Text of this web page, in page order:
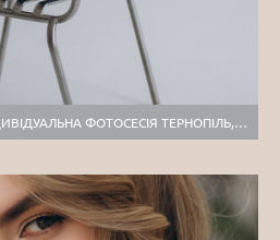
ПОРТРЕТНА ФОТОСЕСІЯ, ІНДИВІДУАЛЬНА ФОТОСЕСІЯ ТЕРНОПІЛЬ, ПОРТРЕТНИЙ ФОТОГРАФ ТЕРНОПІЛЬ, СТУДІЙНА ФОТОСЕСІЯ ТЕРНОПІЛЬ, ФОТОСЕСІЯ У СТУДІЇ